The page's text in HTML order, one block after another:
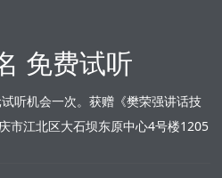
免费试听
听机会一次。获赠《樊荣强讲话技
市江北区大石坝东原中心4号楼1205